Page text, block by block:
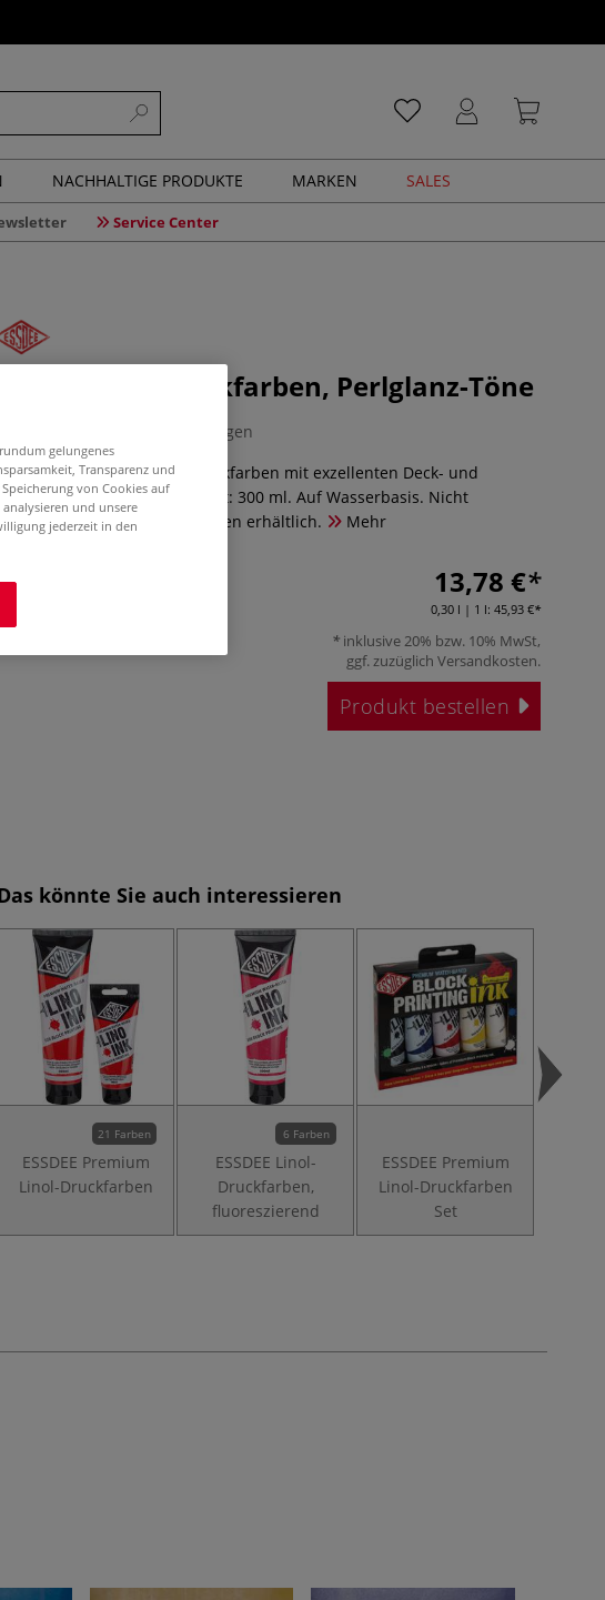
NACHHALTIGE PRODUKTE MARKEN SALES
Service Center
Linol-Druckfarben, Perlglanz-Töne
0 Bewertungen
viskosen ESSDEEE Linol-Druckfarben mit exzellenten Deck- und
Tubeninhalt: 300 ml. Auf Wasserbasis. Nicht
In Perlglanz-Farbtönen erhältlich.
Mehr
13,78 €
0,30 l | 1 l: 45,93 €
inklusive 20% bzw. 10% MwSt,
ggf. zuzüglich Versandkosten.
Produkt bestellen
könnte Sie auch interessieren
21 Farben
ESSDEE Premium
Linol-Druckfarben
6 Farben
ESSDEE Linol-
Druckfarben,
fluoreszierend
ESSDEE Premium
Linol-Druckfarben
Set
gelungenes
Transparenz und
von Cookies auf
und unsere
jederzeit in den